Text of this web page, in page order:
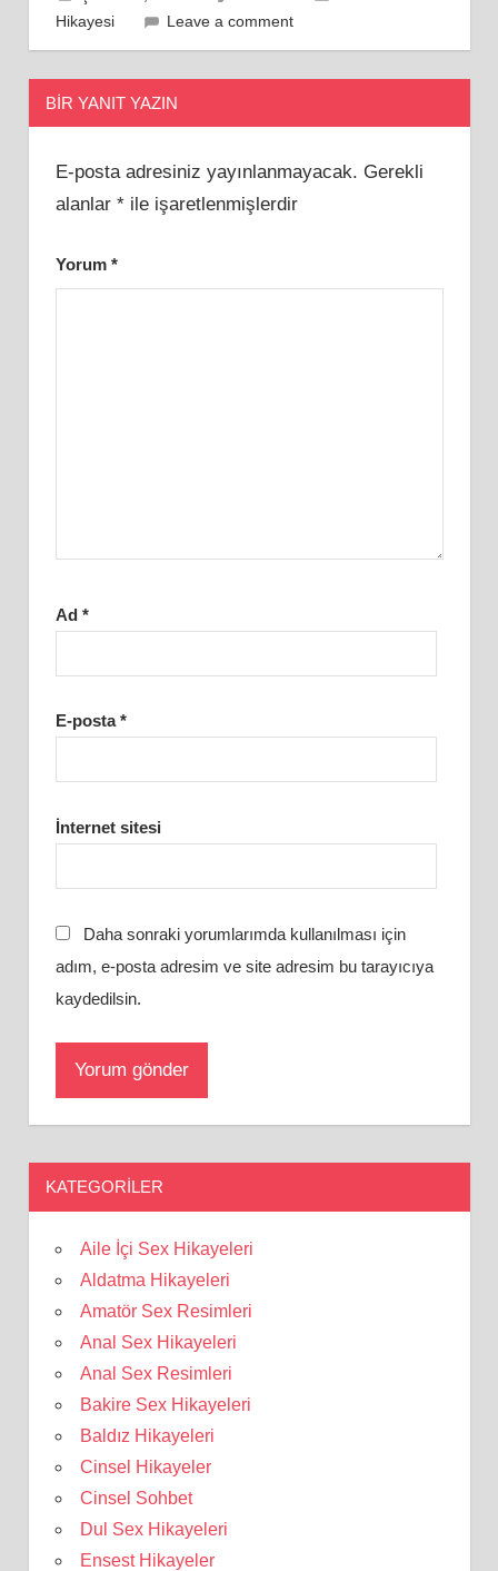
Hikayesi
Leave a comment
BIR YANIT YAZIN
E-posta adresiniz yayınlanmayacak. Gerekli
alanlar *ile işaretlenmişlerdir
Yorum *
Ad *
E-posta*
İnternet sitesi
Daha sonraki yorumlarımda kullanılması için
adım, e-posta adresim ve site adresim bu tarayıcıya
kaydedilsin.
KATEGORILER
Aile İçi Sex Hikayeleri
Aldatma Hikayeleri
Amatör Sex Resimleri
Anal Sex Hikayeleri
Anal Sex Resimleri
Bakire Sex Hikayeleri
Baldız Hikayeleri
Cinsel Hikayeler
Cinsel Sohbet
Dul Sex Hikayeleri
Ensest Hikayeler